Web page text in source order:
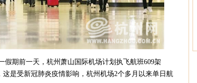
假期前一天，杭州萧山国际机场计划执飞航班609架
是受新冠肺炎疫情影响，杭州机场2个多月以来单日航